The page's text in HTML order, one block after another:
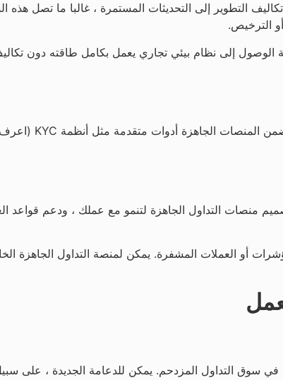
التطوير إلى التحديثات المستمرة ، غالبا ما تصل
الترخيص.
إلى نظام بيئي تجاري يعمل بكامل طاقته دون
التداول الجاهزة لتنمو مع عملك ، ودعم قواعد
أو العملات المشفرة. يمكن لمنصة التداول الجاهزة
سوق التداول المزدحم. يمكن للدعامة الجديدة ، على